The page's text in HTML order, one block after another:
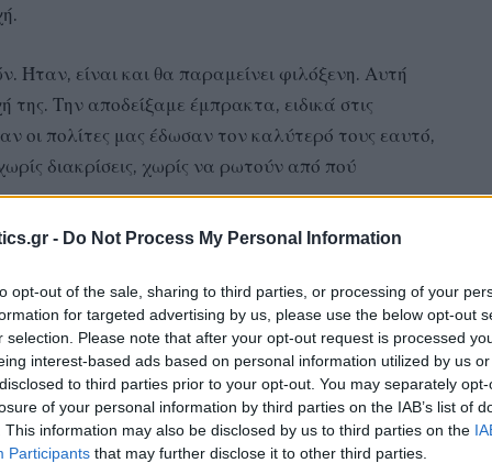
- Do Not Process My Personal Information
opt-out of the sale, sharing to third parties, or processing of your
for targeted advertising by us, please use the below opt-out
selection. Please note that after your opt-out request is processed
interest-based ads based on personal information utilized by us
to third parties prior to your opt-out. You may separately
of your personal information by third parties on the IAB’s list of
This information may also be disclosed by us to third parties on the
Participants that may further disclose it to other third parties.
Ήταν, είναι και θα παραμείνει φιλόξενη. Αυτή
της. Την αποδείξαμε έμπρακτα, ειδικά στις
οι πολίτες μας έδωσαν τον καλύτερό τους εαυτό,
διακρίσεις, χωρίς να ρωτούν από πού
να μετατραπεί το νησί μας σε πεδίο πολιτικής
που πλήττει τον τουρισμό μας, την οικονομία
επισκέπτες από όλο τον κόσμο – ανάμεσά τους και
μας, τον σέβονται και τον στηρίζουν. Δεν
μπορούμε να επιτρέψουμε διαχωρισμούς